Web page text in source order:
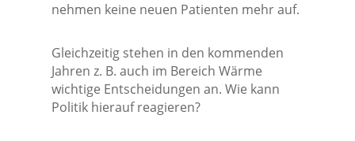
nehmen keine neuen Patienten mehr auf.
Gleichzeitig stehen in den kommenden
Jahren z. B. auch im Bereich Wärme
wichtige Entscheidungen an. Wie kann
Politik hierauf reagieren?